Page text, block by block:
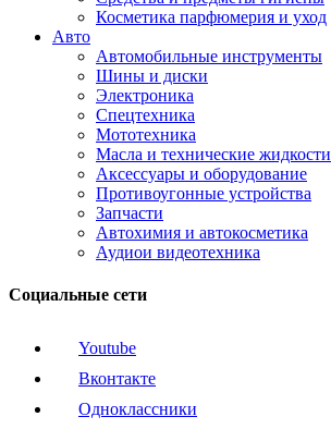
Косметика парфюмерия и уход
Авто
Автомобильные инструменты
Шины и диски
Электроника
Спецтехника
Мототехника
Масла и технические жидкости
Аксессуары и оборудование
Противоугонные устройства
Запчасти
Автохимия и автокосметика
Аудиои видеотехника
Социальные сети
Youtube
Вконтакте
Одноклассники